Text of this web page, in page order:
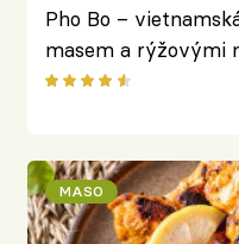
Pho Bo –
masem a rýžovými
MASO